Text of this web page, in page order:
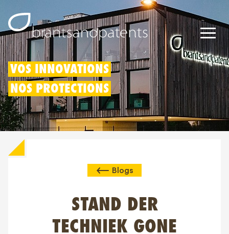
Brevets
Marques
Modèles
VOS INNOVATIONS
NOS PROTECTIONS
Blogs
STAND DER
TECHNIEK GONE